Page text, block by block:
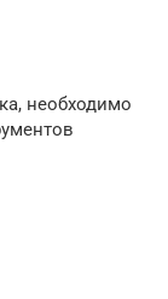
необходимо